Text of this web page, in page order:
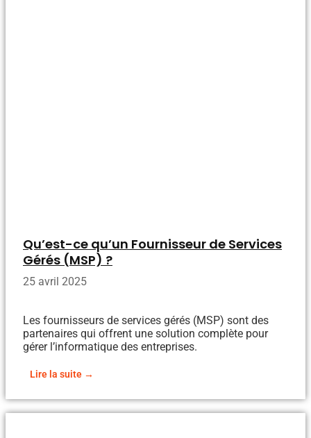
Qu’est-ce qu’un Fournisseur de Services
Gérés (MSP) ?
25 avril 2025
Les fournisseurs de services gérés (MSP) sont des
partenaires qui offrent une solution complète pour
gérer l’informatique des entreprises.
Lire la suite →